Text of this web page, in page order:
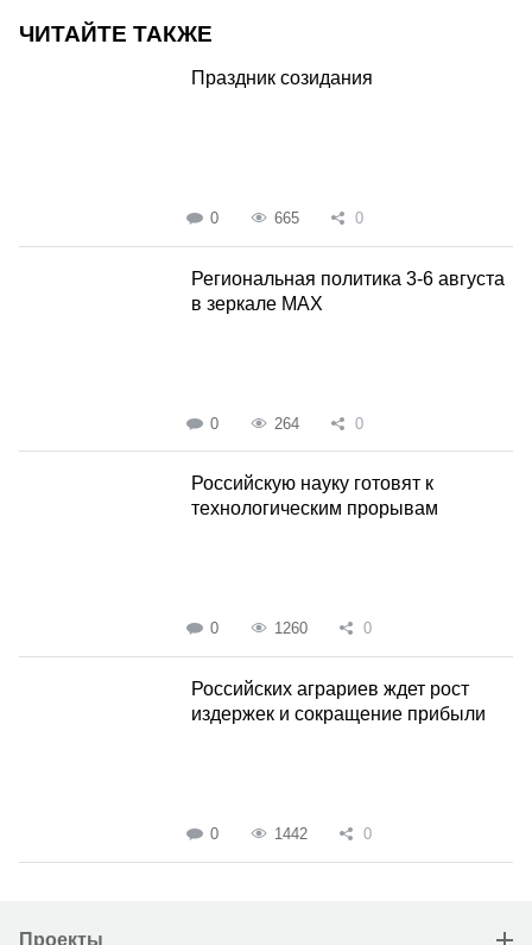
ЧИТАЙТЕ ТАКЖЕ
Праздник созидания
0 665 0
Региональная политика 3-6 августа
в зеркале MAX
0 264 0
Российскую науку готовят к
технологическим прорывам
0 1260 0
Российских аграриев ждет рост
издержек и сокращение прибыли
0 1442 0
Проекты